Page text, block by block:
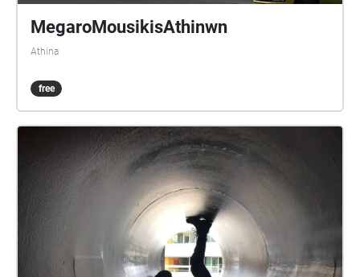
MegaroMousikisAthinwn
Athina
free